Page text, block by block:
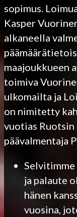
sopimus.
Kasper
alkaneella
maajoukkueen
toimiva
ulkomailta ja
on nimitetty
vuotias Ruotsin
päävalmentaja
Selvitimme
ja palaute
hänen
vuosina,